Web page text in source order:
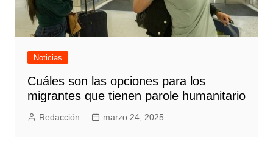
Noticias
Cuáles son las opciones para los
migrantes que tienen parole humanitario
Redacción marzo 24, 2025